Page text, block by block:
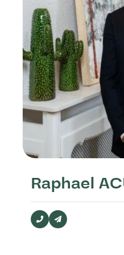
Raphael